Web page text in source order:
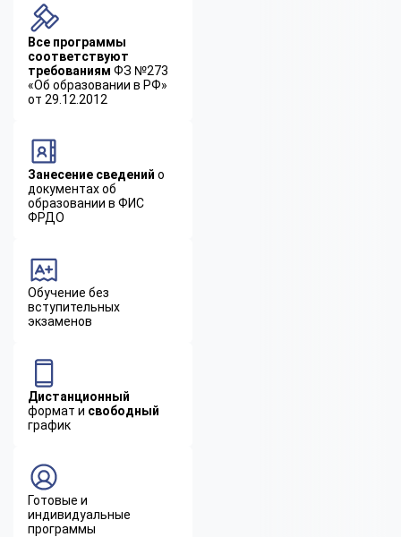
Все программы
соответствуют
требованиям ФЗ №273
«Об образовании в РФ»
от 29.12.2012
Занесение сведений о
документах об
образовании в ФИС
ФРДО
Обучение без
вступительных
экзаменов
Дистанционный
формат и свободный
график
Готовые и
индивидуальные
программы